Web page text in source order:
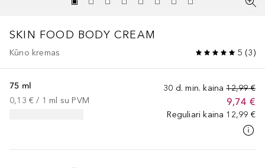
SKIN FOOD BODY CREAM
Kūno kremas 5 (3)
30 d. min. kaina 12,99 €
9,74 €
Reguliari kaina 12,99 €
75 ml
0,13 € / 1 ml su PVM